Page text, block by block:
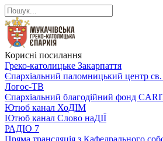
Корисні посилання
Греко-католицьке Закарпаття
Єпархіальний паломницький центр
Логос-ТВ
Єпархіальний благодійний фонд
Ютюб канал ХоДІМ
Ютюб канал Слово наДІЇ
РАДІО 7